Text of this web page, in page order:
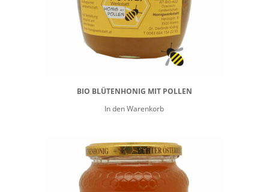
BIO BLÜTENHONIG MIT POLLEN
In den Warenkorb